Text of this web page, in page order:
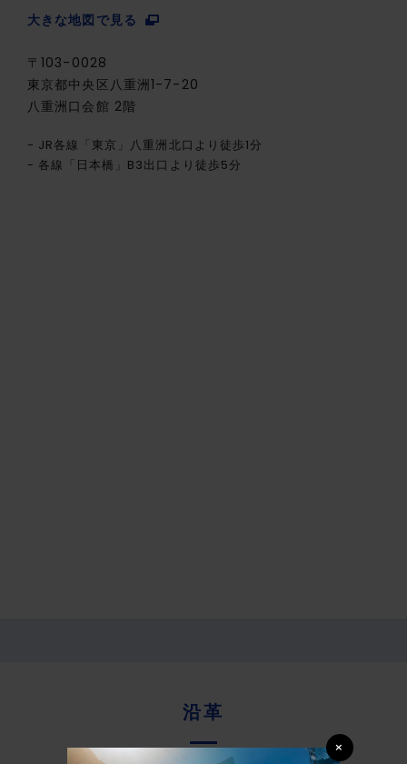
大きな地図で見る
〒103-0028
東京都中央区八重洲1-7-20
八重洲口会館 2階
JR各線「東京」八重洲北口より徒歩1分
各線「日本橋」B3出口より徒歩5分
沿革
×